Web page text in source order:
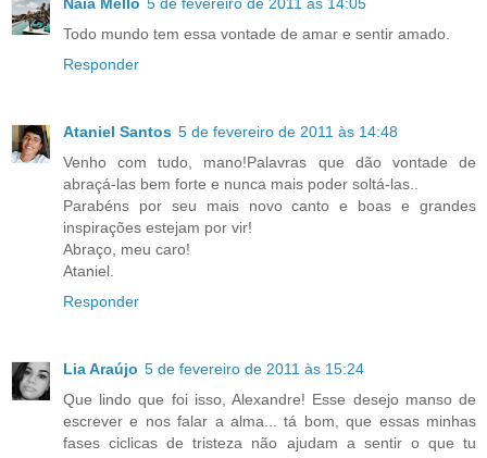
Todo mundo tem essa vontade de amar e sentir amado.
Responder
Ataniel Santos 5 de fevereiro de 2011 às 14:48
Venho com tudo, mano!Palavras que dão vontade de
abraçá-las bem forte e nunca mais poder soltá-las..
Parabéns por seu mais novo canto e boas e grandes
inspirações estejam por vir!
Abraço, meu caro!
Ataniel.
Responder
Lia Araújo 5 de fevereiro de 2011 às 15:24
Que lindo que foi isso, Alexandre! Esse desejo manso de
escrever e nos falar a alma... tá bom, que essas minhas
fases ciclicas de tristeza não ajudam a sentir o que tu